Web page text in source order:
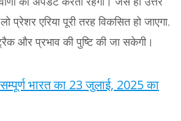
प्रेशर एरिया पूरी तरह विकसित हो जाएगा,
और प्रभाव की पुष्टि की जा सकेगी।
भारत का 23 जुलाई, 2025 का